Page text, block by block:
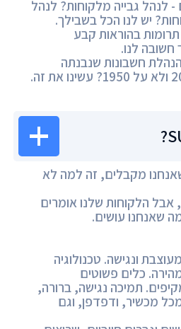
- לנהל גבייה מלקוחות? לנהל
יש לנו הכל בשבילך.
בהוראות קבע
לנו.
חשבונות שנבנתה
במחשבה על שנת 2050 ולא על 1950? עשינו את זה.
מקבלים, זה למה לא
אבל הלקוחות שלנו אומרים
שאנחנו עושים.
ונגישה. טכנולוגיה
כלים פשוטים
תמיכה נגישה, ברורה,
מכל מכשיר, ודפדפן, וגם